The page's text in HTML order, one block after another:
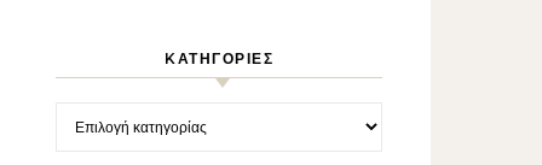
KΑΤΗΓΟΡΊΕΣ
Kατηγορίες